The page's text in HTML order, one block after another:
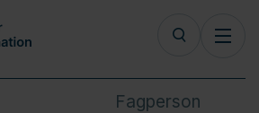
Fagperson